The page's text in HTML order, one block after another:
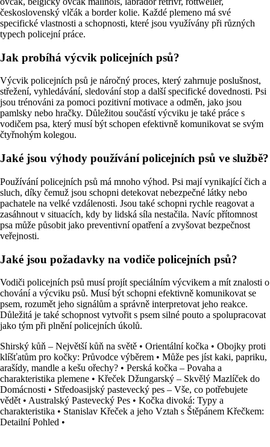
československý vlčák a border kolie. Každé plemeno má své
specifické vlastnosti a schopnosti, které jsou využívány při různých
typech policejní práce.
Jak probíhá výcvik policejních psů?
Výcvik policejních psů je náročný proces, který zahrnuje poslušnost,
střežení, vyhledávání, sledování stop a další specifické dovednosti. Psi
jsou trénováni za pomoci pozitivní motivace a odměn, jako jsou
pamlsky nebo hračky. Důležitou součástí výcviku je také práce s
vodičem psa, který musí být schopen efektivně komunikovat se svým
čtyřnohým kolegou.
Jaké jsou výhody používání policejních psů ve službě?
Používání policejních psů má mnoho výhod. Psi mají vynikající čich a
sluch, díky čemuž jsou schopni detekovat nebezpečné látky nebo
pachatele na velké vzdálenosti. Jsou také schopni rychle reagovat a
zasáhnout v situacích, kdy by lidská síla nestačila. Navíc přítomnost
psa může působit jako preventivní opatření a zvyšovat bezpečnost
veřejnosti.
Jaké jsou požadavky na vodiče policejních psů?
Vodiči policejních psů musí projít speciálním výcvikem a mít znalosti o
chování a výcviku psů. Musí být schopni efektivně komunikovat se
psem, rozumět jeho signálům a správně interpretovat jeho reakce.
Důležitá je také schopnost vytvořit s psem silné pouto a spolupracovat
jako tým při plnění policejních úkolů.
Shirský kůň – Největší kůň na světě • Orientální kočka • Obojky proti
klíšťatům pro kočky: Průvodce výběrem • Může pes jíst kaki, papriku,
arašídy, mandle a kešu ořechy? • Perská kočka – Povaha a
charakteristika plemene • Křeček Džungarský – Skvělý Mazlíček do
Domácnosti • Středoasijský pastevecký pes – Vše, co potřebujete
vědět • Australský Pastevecký Pes • Kočka divoká: Typy a
charakteristika • Stanislav Křeček a jeho Vztah s Štěpánem Křečkem:
Detailní Pohled •